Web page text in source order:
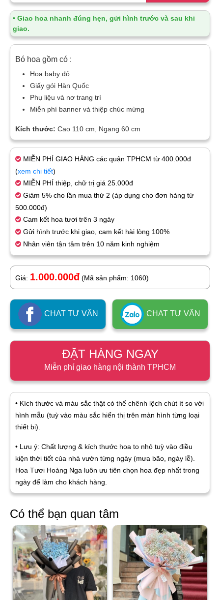
• Giao hoa nhanh đúng hẹn, gửi hình trước và sau khi
giao.
Bó hoa gồm có :
Hoa baby đỏ
Giấy gói Hàn Quốc
Phụ liệu và nơ trang trí
Miễn phí banner và thiệp chúc mừng
Kích thước: Cao 110 cm, Ngang 60 cm
MIỄN PHÍ GIAO HÀNG các quận TPHCM từ 400.000đ
(xem chi tiết)
MIỄN PHÍ thiệp, chữ trị giá 25.000đ
Giảm 5% cho lần mua thứ 2 (áp dụng cho đơn hàng từ
500.000đ)
Cam kết hoa tươi trên 3 ngày
Gửi hình trước khi giao, cam kết hài lòng 100%
Nhân viên tận tâm trên 10 năm kinh nghiệm
Giá: 1.000.000đ (Mã sản phẩm: 1060)
CHAT TƯ VẤN CHAT TƯ VẤN
ĐẶT HÀNG NGAY
Miễn phí giao hàng nội thành TPHCM
• Kích thước và màu sắc thật có thể chênh lệch chút ít so với
hình mẫu (tuỳ vào màu sắc hiển thị trên màn hình từng loại
thiết bị).
• Lưu ý: Chất lượng & kích thước hoa to nhỏ tuỳ vào điều
kiện thời tiết của nhà vườn từng ngày (mưa bão, ngày lễ).
Hoa Tươi Hoàng Nga luôn ưu tiên chọn hoa đẹp nhất trong
ngày để làm cho khách hàng.
Có thể bạn quan tâm